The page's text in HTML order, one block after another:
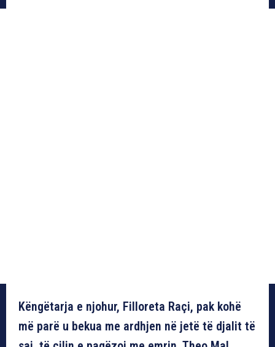
Këngëtarja e njohur, Filloreta Raçi, pak kohë
më parë u bekua me ardhjen në jetë të djalit të